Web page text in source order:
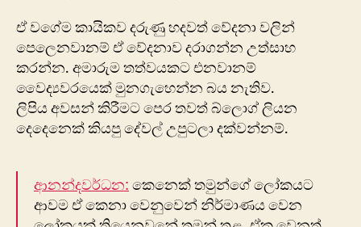
ඒ වගේම කායිකව දරුණු හදවත් වේදනා වලින්
පෙලෙනවානම් ඒ වේදනාව දරාගන්න උත්සාහ
කරන්න. අමාරුම තත්වයකට එනවානම්
වෛද්‍යවරයෙක් මුනගැහෙන්න බය නැතිව.
ලිපිය අවසන් කිරීමට පෙර තවත් බ්ලොග් ලියන
දෙදෙනෙක් කියපු දේවල් උපුටලා දක්වන්නම්.
ආනන්දවර්ධන: කෙනෙක් තමුන්ගේ ලෝකයට
ආවම ඒ කෙනා වෙනුවෙන් නිර්මාණය වෙන